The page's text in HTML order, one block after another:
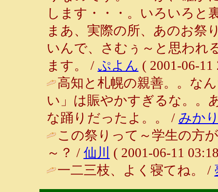
します・・・。いろいろと
まあ、実際の所、あのお祭
いんで、さむぅ～と思わ
ます。 / ぷよん ( 2001-06-11
高知と札幌の親善。。な
い」は賑やかすぎるな。。
な踊りだったよ。。 / みか
この祭りって～学生の方
～？ / 仙川
( 2001-06-11
一二三枝、よく寝てね。 /